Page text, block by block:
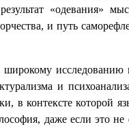
«одевания»
и путь
исследованию
и
в контексте
даже если это